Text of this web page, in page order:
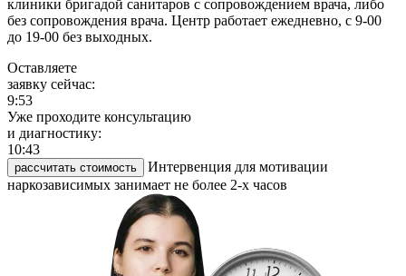
клиники бригадой санитаров с сопровождением врача, либо
без сопровождения врача. Центр работает ежедневно, с 9-00
до 19-00 без выходных.
Оставляете
заявку сейчас:
9:53
Уже проходите консультацию
и диагностику:
10:43
рассчитать стоимость
Интервенция для мотивации
наркозависимых занимает не более 2-х часов